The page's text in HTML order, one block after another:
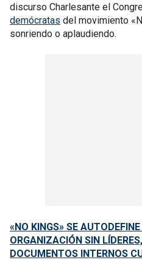
discurso Charlesante el
demócratas del movimiento
sonriendo o aplaudiendo.
«NO KINGS» SE
ORGANIZACIÓN SIN
DOCUMENTOS INTERNOS